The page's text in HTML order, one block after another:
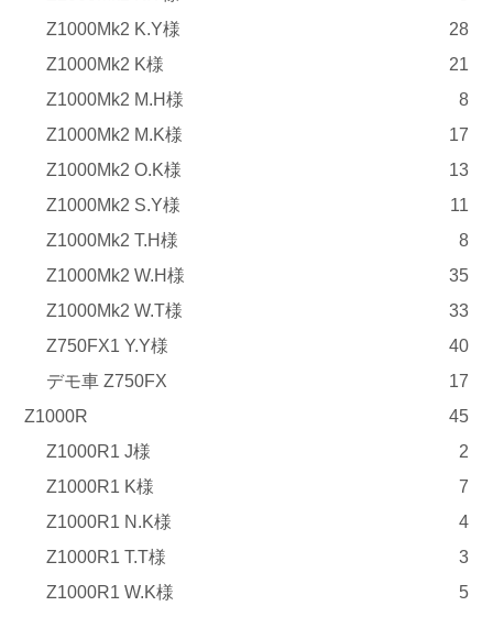
Z1000Mk2 K.Y様
28
Z1000Mk2 K様
21
Z1000Mk2 M.H様
8
Z1000Mk2 M.K様
17
Z1000Mk2 O.K様
13
Z1000Mk2 S.Y様
11
Z1000Mk2 T.H様
8
Z1000Mk2 W.H様
35
Z1000Mk2 W.T様
33
Z750FX1 Y.Y様
40
デモ車 Z750FX
17
Z1000R
45
Z1000R1 J様
2
Z1000R1 K様
7
Z1000R1 N.K様
4
Z1000R1 T.T様
3
Z1000R1 W.K様
5